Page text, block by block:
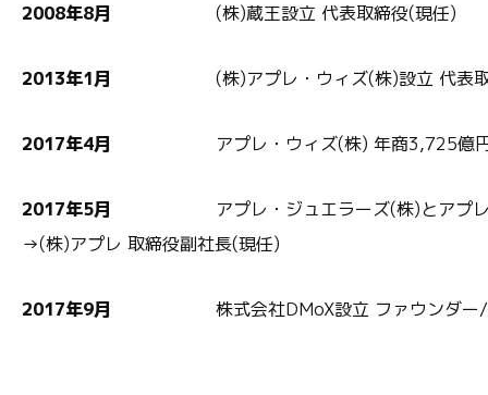
2008年8月 (株)蔵王設立 代表取締役(現任)
2013年1月 (株)アプレ・ウィズ(株)設立 代表取
2017年4月 アプレ・ウィズ(株) 年商3,725億円
2017年5月 アプレ・ジュエラーズ(株)とアプレ
→(株)アプレ 取締役副社長(現任)
2017年9月 株式会社DMoX設立 ファウンダー/